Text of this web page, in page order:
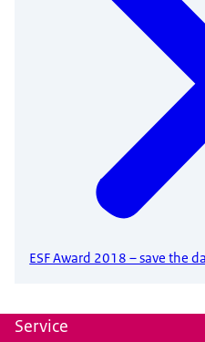
ESF Award 2018 – save the
Service